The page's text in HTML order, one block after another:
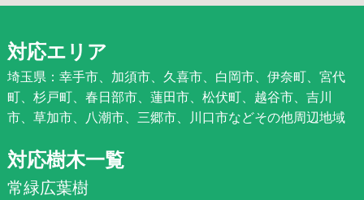
対応エリア
埼玉県：幸手市、加須市、久喜市、白岡市、伊奈町、宮代
町、杉戸町、春日部市、蓮田市、松伏町、越谷市、吉川
市、草加市、八潮市、三郷市、川口市などその他周辺地域
対応樹木一覧
常緑広葉樹